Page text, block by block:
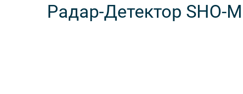
Радар-Детектор SHO-